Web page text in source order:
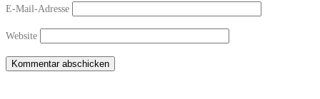
E-Mail-Adresse
Website